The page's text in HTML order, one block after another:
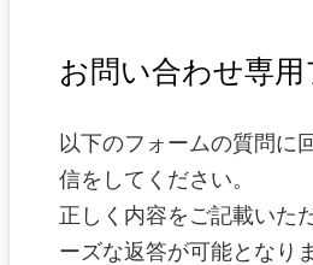
お問い合わせ専用
以下のフォームの質問に
信をしてください。
正しく内容をご記載いた
ーズな返答が可能となり